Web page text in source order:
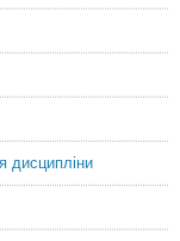
дисципліни